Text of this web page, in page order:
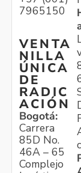
7965150
VENTA
NILLA
ÚNICA
DE
RADIC
ACIÓN
Bogotá:
Carrera
85D No.
46A – 65
Complejo